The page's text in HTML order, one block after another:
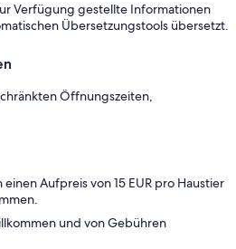
Verfügung gestellte Informationen
Übersetzungstools übersetzt.
Öffnungszeiten,
Aufpreis von 15 EUR pro Haustier
und von Gebühren